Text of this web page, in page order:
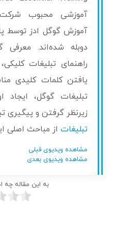
آموزشی محبوب
آموزش گوگل ادز توسط
دوبله شده‌اند. معرفی
راهنمای تبلیغات
یافتن کلمات کلیدی
تبلیغات گوگل،
زیرنظر گرفتن و پیگیری
تبلیغات از مباحث اصلی
مشاهده ویدیوی قبلی
مشاهده ویدیوی بعدی
به این مقاله چه